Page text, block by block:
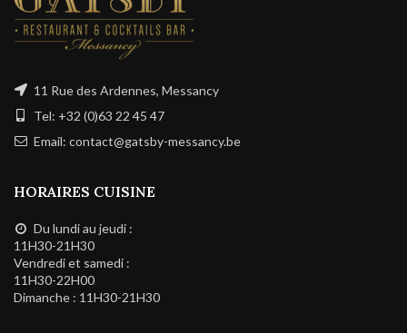
11 Rue des Ardennes, Messancy
Tel: +32 (0)63 22 45 47
Email: contact@gatsby-messancy.be
HORAIRES CUISINE
Du lundi au jeudi :
11H30-21H30
Vendredi et samedi :
11H30-22H00
Dimanche : 11H30-21H30